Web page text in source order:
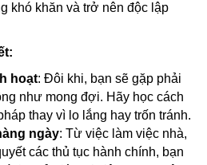
khó khăn và trở nên độc lập
hoạt: Đôi khi, bạn sẽ gặp phải
như mong đợi. Hãy học cách
thay vì lo lắng hay trốn tránh.
ngày: Từ việc làm việc nhà,
các thủ tục hành chính, bạn